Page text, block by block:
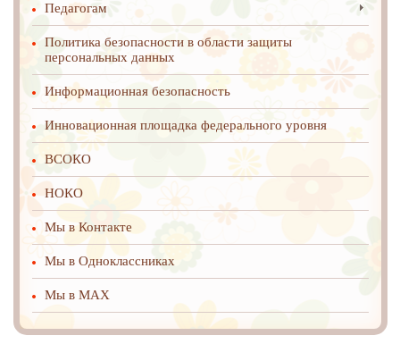
Педагогам
Политика безопасности в области защиты
персональных данных
Информационная безопасность
Инновационная площадка федерального уровня
ВСОКО
НОКО
Мы в Контакте
Мы в Одноклассниках
Мы в MAX